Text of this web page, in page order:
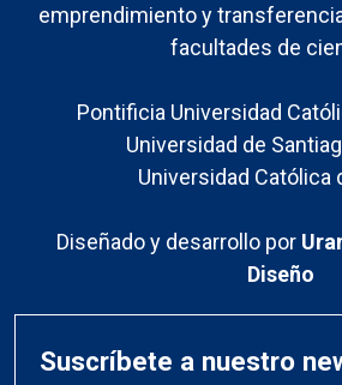
emprendimiento y
facultades de
Pontificia Universidad
Universidad de
Universidad Católica
Diseñado y desarrollo por
Diseño
Suscríbete a nuestro